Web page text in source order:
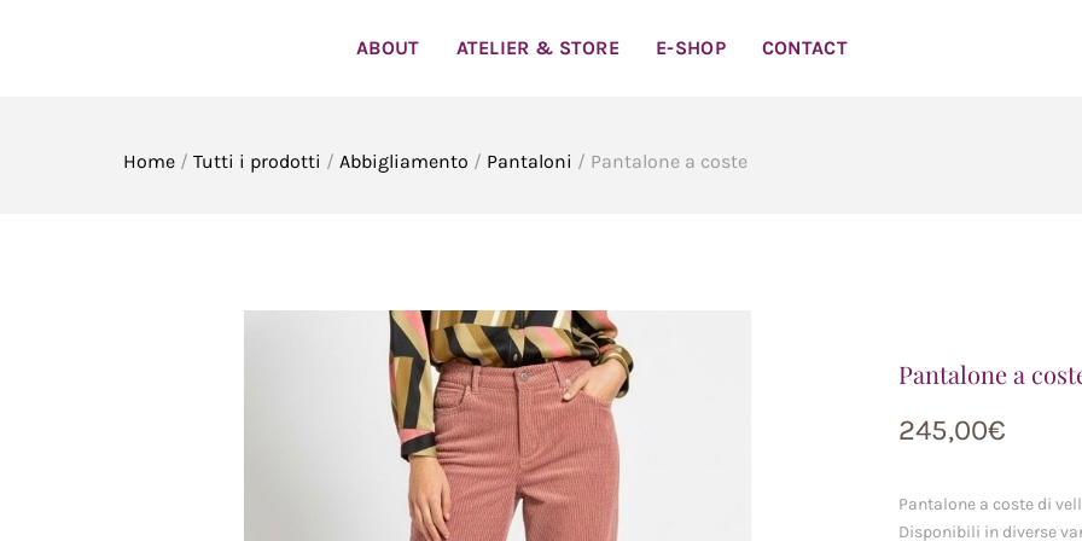
ABOUT ATELIER & STORE E-SHOP CONTACT
Home / Tutti i prodotti / Abbigliamento / Pantaloni / Pantalone a coste
Pantalone a
245,00€
Pantalone a coste di
Disponibili in diverse